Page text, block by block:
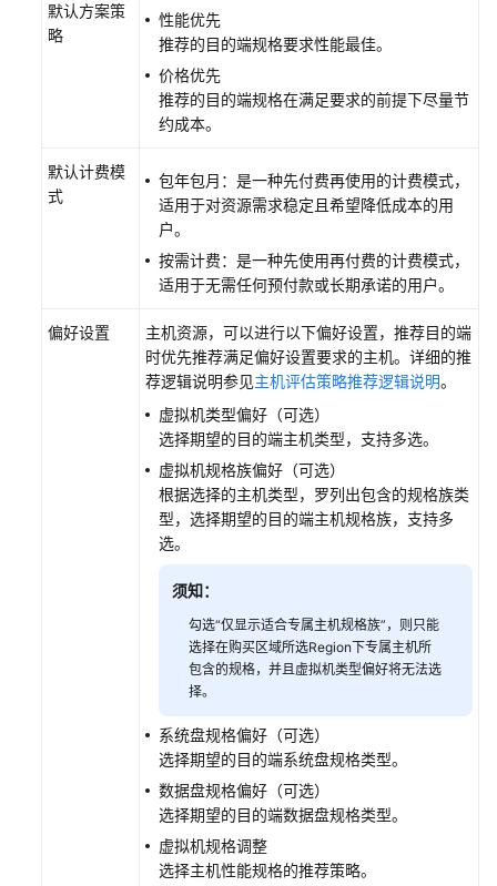
计
迁
将
默认方案策
略
性能优先
推荐的目的端规格要求性能最佳。
价格优先
推荐的目的端规格在满足要求的前提下尽量节
约成本。
默认计费模
式
包年包月：是一种先付费再使用的计费模式，
适用于对资源需求稳定且希望降低成本的用
户。
按需计费：是一种先使用再付费的计费模式，
适用于无需任何预付款或长期承诺的用户。
偏好设置
主机资源，可以进行以下偏好设置，推荐目的端
时优先推荐满足偏好设置要求的主机。详细的推
荐逻辑说明参见主机评估策略推荐逻辑说明。
虚拟机类型偏好（可选）
选择期望的目的端主机类型，支持多选。
虚拟机规格族偏好（可选）
根据选择的主机类型，罗列出包含的规格族类
型，选择期望的目的端主机规格族，支持多
选。
须知：
勾选“仅显示适合专属主机规格族”，则只能
选择在购买区域所选Region下专属主机所
包含的规格，并且虚拟机类型偏好将无法选
择。
系统盘规格偏好（可选）
选择期望的目的端系统盘规格类型。
数据盘规格偏好（可选）
选择期望的目的端数据盘规格类型。
虚拟机规格调整
选择主机性能规格的推荐策略。